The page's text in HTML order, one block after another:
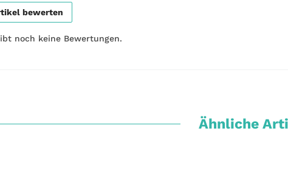
bewerten
noch keine Bewertungen.
Ähnliche